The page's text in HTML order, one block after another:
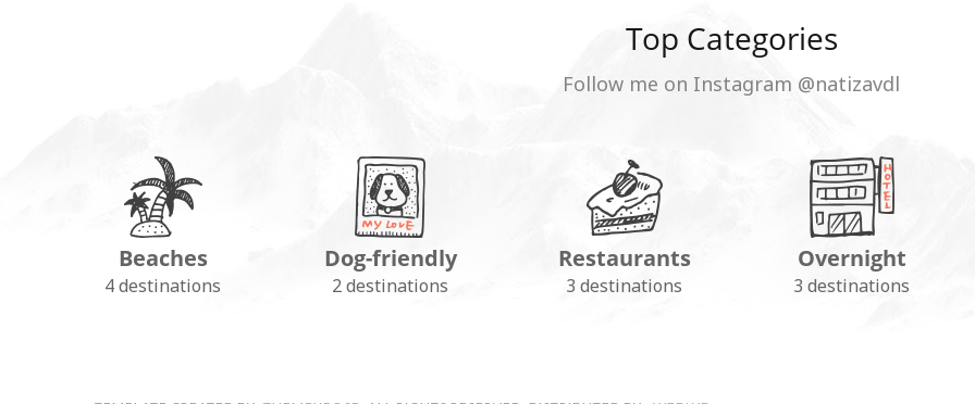
Top Categories
Follow me on Instagram @natizavdl
Beaches
4 destinations
Dog-friendly
2 destinations
Restaurants
3 destinations
Overnight
3 destinations